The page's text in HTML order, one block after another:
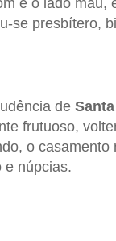
e o lado mau,
se presbítero,
de
frutuoso,
o casamento
e núpcias.